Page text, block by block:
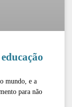
mundo, e a
para não